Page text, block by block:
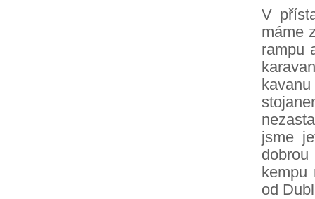
V
máme
rampu
jsme
kempu
od